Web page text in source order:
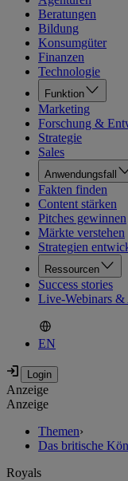
Beratungen
Bildung
Konsumgüter
Finanzen
Technologie
Funktion
Marketing
Forschung &
Strategie
Sales
Anwendungsfall
Fakten finden
Content stärken
Pitches gewinnen
Märkte verstehen
Strategien
Ressourcen
Success stories
Live-Webinars &
EN
Anzeige
Anzeige
Themen›
Das britische
Royals